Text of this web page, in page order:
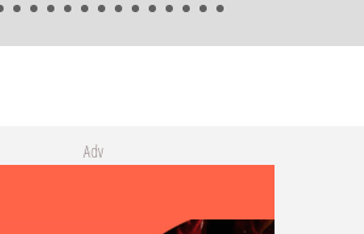
Adv